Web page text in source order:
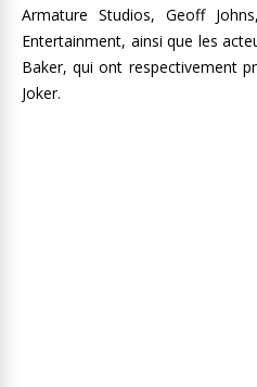
Armature Studios, Geoff
Entertainment, ainsi que les
Baker, qui ont respectivement
Joker.